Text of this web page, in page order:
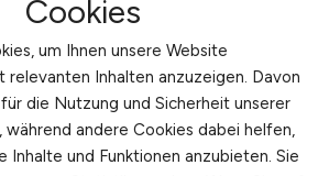
Debitoren
(m/w/d)
GmbH
Cookies
um Ihnen unsere Website
relevanten Inhalten anzuzeigen. Davon
die Nutzung und Sicherheit unserer
andere Cookies dabei helfen,
Inhalte und Funktionen anzubieten. Sie